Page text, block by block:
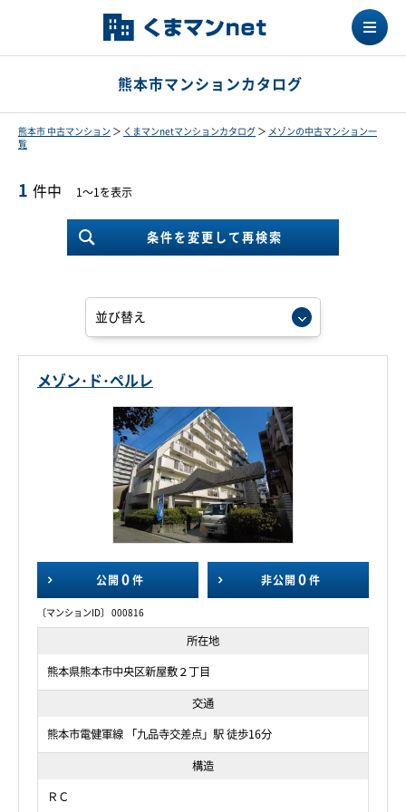
熊本市マンションカタログ
熊本市 中古マンション ＞ くまマンnetマンションカタログ ＞ メゾンの中古マンション一
覧
1 件中 1～1を表示
条件を変更して再検索
メゾン･ド･ペルレ
公開 0 件 非公開 0 件
〔マンションID〕 000816
所在地
熊本県熊本市中央区新屋敷２丁目
交通
熊本市電健軍線 「九品寺交差点」駅 徒歩16分
構造
ＲＣ